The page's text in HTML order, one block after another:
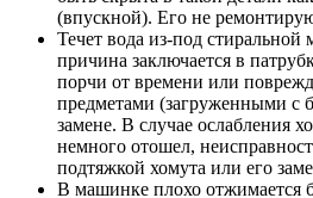
(впускной). Его не
Течет вода из-под
причина заключается в
порчи от времени или
предметами (загруженными с
замене. В случае ослабления
немного отошел,
подтяжкой хомута или его
В машинке плохо отжимается